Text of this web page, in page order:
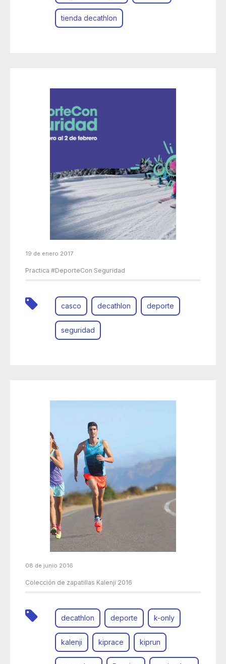
tienda decathlon
19 de enero 2017
Practica #DeporteCon Seguridad
casco decathlon deporte
seguridad
08 de junio 2016
Colección de zapatillas Kalenji 2016
decathlon deporte k-only
kalenji kiprace kiprun